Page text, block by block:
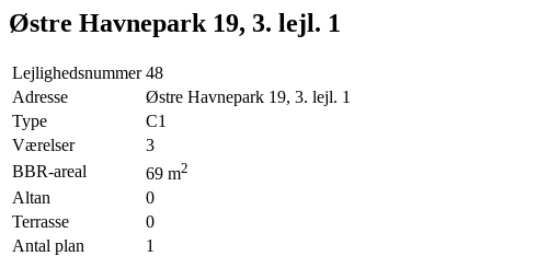
Østre Havnepark 19, 3. lejl. 1
Lejlighedsnummer 48
Adresse
Østre Havnepark 19, 3. lejl. 1
Type
C1
Værelser
3
BBR-areal
69 m2
Altan
0
Terrasse
0
Antal plan
1